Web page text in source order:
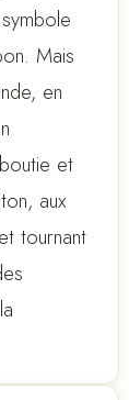
Mais
en
et
aux
tournant